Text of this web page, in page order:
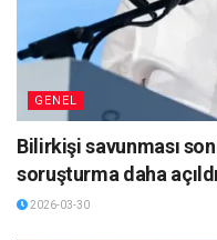
GENEL
Bilirkişi savunması
soruşturma daha açıldı
2026-03-30